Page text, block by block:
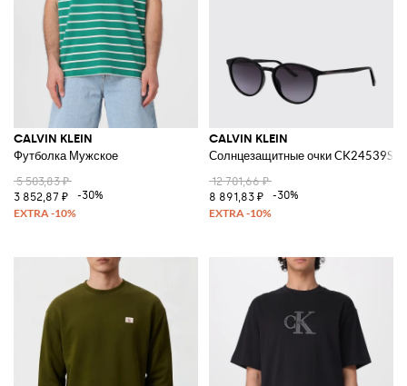
CALVIN KLEIN
Футболка Мужское
5 503,83 ₽
3 852,87 ₽
-30%
CALVIN KLEIN
Солнцезащитные очки CK24539S
12 701,66 ₽
8 891,83 ₽
-30%